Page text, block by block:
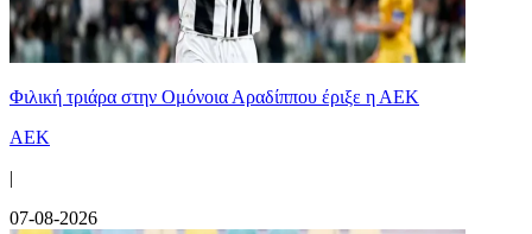
Φιλική τριάρα στην Ομόνοια Αραδίππου έριξε η ΑΕΚ
ΑΕΚ
|
07-08-2026